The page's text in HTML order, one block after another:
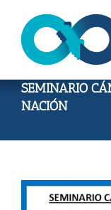
content
SEMINARIO
NACIÓN
View